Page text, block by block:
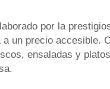
por la
un precio accesible.
ensaladas y